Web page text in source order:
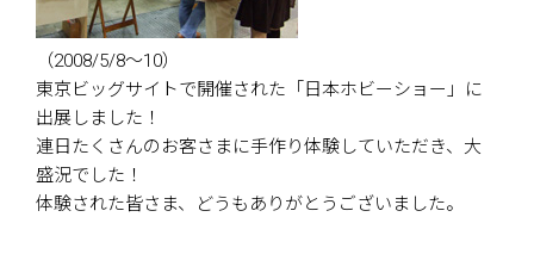
（2008/5/8～10）
東京ビッグサイトで開催された「日本ホビーショー」に
出展しました！
連日たくさんのお客さまに手作り体験していただき、大
盛況でした！
体験された皆さま、どうもありがとうございました。